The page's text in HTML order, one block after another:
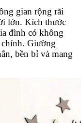
gian rộng rãi
lớn. Kích thước
đình có không
Giường
bền bỉ và mang